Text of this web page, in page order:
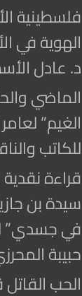
فلسطينية
الهوية في
د. عادل
الماضي
الغيم”
للكاتب
قراءة نقدية
سيدة بن
في جسدي”
حبيبة
الحب